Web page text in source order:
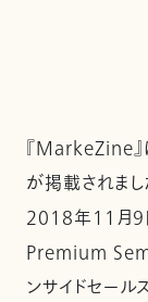
『MarkeZine
が掲載されまし
2018年11月9
Premium
ンサイドセー